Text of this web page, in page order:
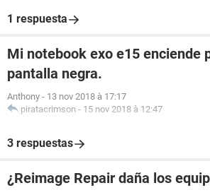
1 respuesta
Mi notebook exo e15 enciende
pantalla negra.
Anthony - 13 nov 2018 à 17:17
piratacrimson - 15 nov 2018 à 12:47
3 respuestas
¿Reimage Repair daña los